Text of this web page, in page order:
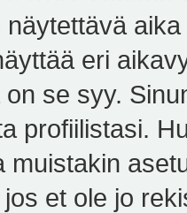
eri
se syy.
profiilistasi.
muistakin
et ole jo